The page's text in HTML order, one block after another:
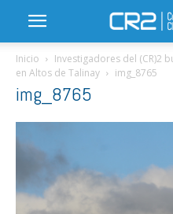
Inicio
Investigadores del (CR)2
en Altos de Talinay
img_8765
img_8765